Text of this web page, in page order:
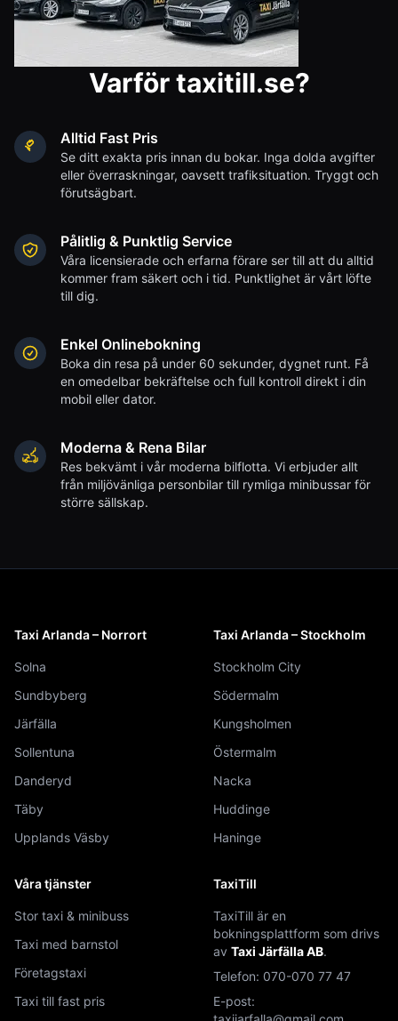
Varför taxitill.se?
Alltid Fast Pris
Se ditt exakta pris innan du bokar. Inga dolda avgifter
eller överraskningar, oavsett trafiksituation. Tryggt och
förutsägbart.
Pålitlig & Punktlig Service
Våra licensierade och erfarna förare ser till att du alltid
kommer fram säkert och i tid. Punktlighet är vårt löfte
till dig.
Enkel Onlinebokning
Boka din resa på under 60 sekunder, dygnet runt. Få
en omedelbar bekräftelse och full kontroll direkt i din
mobil eller dator.
Moderna & Rena Bilar
Res bekvämt i vår moderna bilflotta. Vi erbjuder allt
från miljövänliga personbilar till rymliga minibussar för
större sällskap.
Taxi Arlanda – Norrort
Solna
Sundbyberg
Järfälla
Sollentuna
Danderyd
Täby
Upplands Väsby
Taxi Arlanda – Stockholm
Stockholm City
Södermalm
Kungsholmen
Östermalm
Nacka
Huddinge
Haninge
Våra tjänster
Stor taxi & minibuss
Taxi med barnstol
Företagstaxi
Taxi till fast pris
TaxiTill
TaxiTill är en
bokningsplattform som drivs
av Taxi Järfälla AB.
Telefon: 070-070 77 47
E-post: